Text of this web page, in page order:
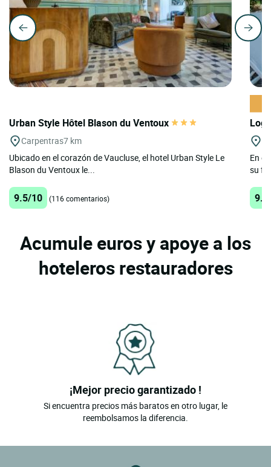
Urban Style Hôtel Blason du Ventoux
Carpentras7 km
Ubicado en el corazón de Vaucluse, el hotel Urban Style Le
Blason du Ventoux le...
9.5/10 (116 comentarios)
En
su
Acumule euros y apoye a los
hoteleros restauradores
¡Mejor precio garantizado !
Si encuentra precios más baratos en otro lugar, le
reembolsamos la diferencia.